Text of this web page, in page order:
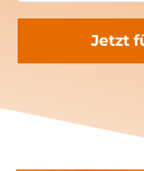
Jetzt